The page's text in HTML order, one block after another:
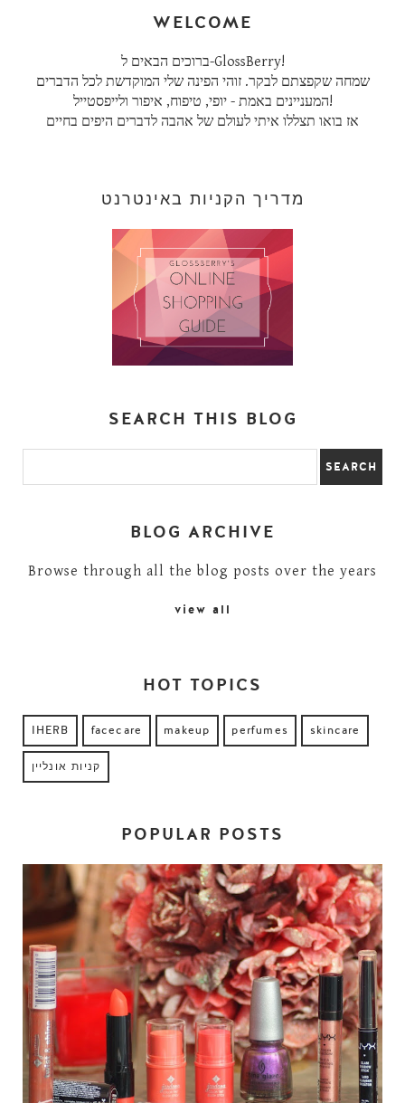
WELCOME
ברוכים הבאים ל-GlossBerry!
שמחה שקפצתם לבקר. זוהי הפינה שלי המוקדשת לכל הדברים
המעניינים באמת - יופי, טיפוח, איפור ולייפסטייל!
אז בואו תצללו איתי לעולם של אהבה לדברים היפים בחיים
מדריך הקניות באינטרנט
SEARCH THIS BLOG
BLOG ARCHIVE
Browse through all the blog posts over the years
view all
HOT TOPICS
IHERB facecare makeup perfumes skincare
קניות אונליין
POPULAR POSTS